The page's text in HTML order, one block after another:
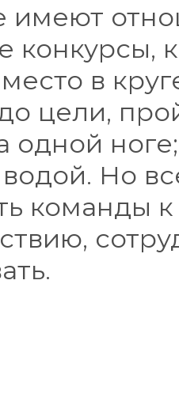
имеют
конкурсы,
в
цели,
одной
Но
команды